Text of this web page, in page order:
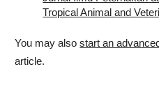
Tropical Animal and
You may alsostart an
article.